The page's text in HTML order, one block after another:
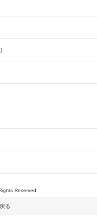
Reserved.
る